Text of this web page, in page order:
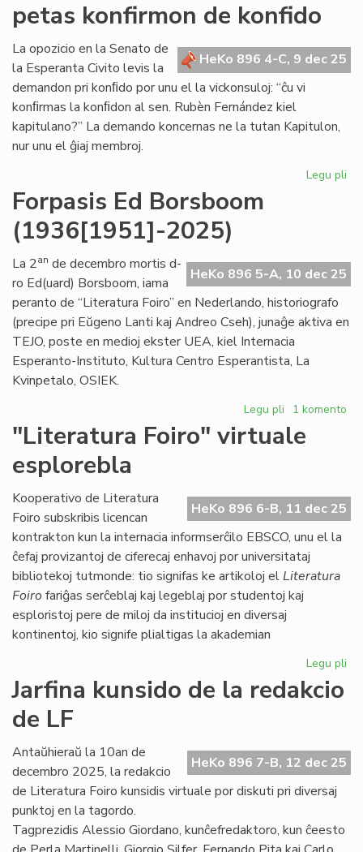
de
Esperantologio
fondita
en
Svedio
petas konfirmon de konfido
HeKo 896 4-C, 9 dec 25
La opozicio en la Senato de
la Esperanta Civito levis la
demandon pri konﬁdo por unu el la vickonsuloj: “ĉu vi
konﬁrmas la konﬁdon al sen. Rubèn Fernández kiel
kapitulano?” La demando koncernas ne la tutan Kapitulon,
nur unu el ĝiaj membroj.
Legu pli
Forpasis Ed Borsboom
(1936[1951]-2025)
HeKo 896 5-A, 10 dec 25
La 2an de decembro mortis d-
ro Ed(uard) Borsboom, iama
peranto de “Literatura Foiro” en Nederlando, historiografo
(precipe pri Eŭgeno Lanti kaj Andreo Cseh), junaĝe aktiva en
TEJO, poste en medioj ekster UEA, kiel Internacia
Esperanto-Instituto, Kultura Centro Esperantista, La
Kvinpetalo, OSIEK.
Legu pli pri
Forpasis
Ed
1 komento
"Literatura Foiro" virtuale
esplorebla
HeKo 896 6-B, 11 dec 25
Kooperativo de Literatura
Foiro subskribis licencan
kontrakton kun la internacia informserĉilo EBSCO, unu el la
ĉefaj provizantoj de ciferecaj enhavoj por universitataj
bibliotekoj tutmonde: tio signifas ke artikoloj elLiteratura
Foirofariĝas serĉeblaj kaj legeblaj por studentoj kaj
esploristoj pere de miloj da institucioj en diversaj
kontinentoj, kio signife plialtigas la akademian
Legu pli
Jarfina kunsido de la redakcio
de LF
HeKo 896 7-B, 12 dec 25
Antaŭhieraŭ la 10an de
decembro 2025, la redakcio
de Literatura Foiro kunsidis virtuale por diskuti pri diversaj
punktoj en la tagordo.
Tagprezidis Alessio Giordano, kunĉefredaktoro, kun ĉeesto